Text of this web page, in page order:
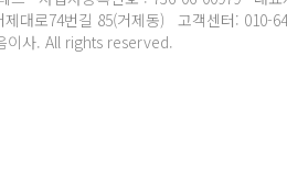
제대로74번길 85(거제동) 고객센터:
이사. All rights reserved.